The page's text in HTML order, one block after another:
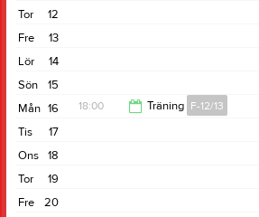
12
Tor
13
Fre
14
Lör
15
Sön
16
Mån 18:00 Träning F-12/13
17
Tis
18
Ons
19
Tor
20
Fre